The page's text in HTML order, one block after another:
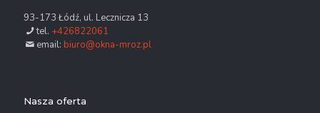
93-173 Łódź, ul. Lecznicza 13
tel. +426822061
email: biuro@okna-mroz.pl
Nasza oferta